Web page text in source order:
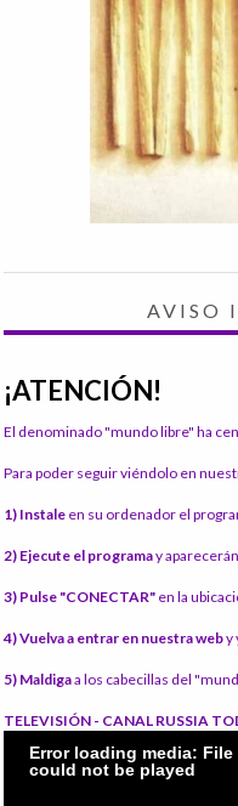
AVISO
¡ATENCIÓN!
El denominado "mundo libre" ha
Para poder seguir viéndolo en
1) Instale en su ordenador el
2) Ejecute el programay
3) Pulse "CONECTAR" en la
4) Vuelva a entrar en nuestra weby
5) Maldigaa los cabecillas del
TELEVISIÓN - CANAL RUSSIA